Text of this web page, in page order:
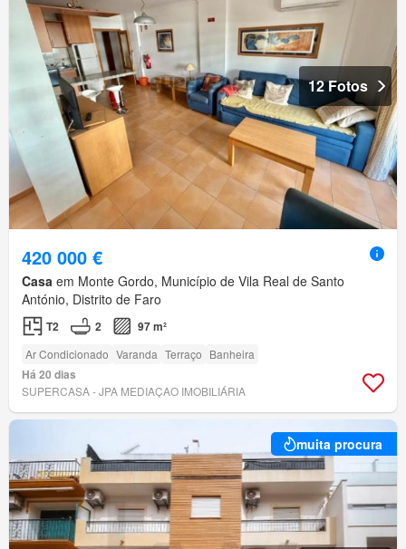
12 Fotos
420 000 €
Casa em Monte Gordo, Município de Vila Real de Santo
António, Distrito de Faro
T2 2 97 m²
Ar Condicionado Varanda Terraço Banheira
Há 20 dias
SUPERCASA - JPA MEDIAÇAO IMOBILIÁRIA
muita procura